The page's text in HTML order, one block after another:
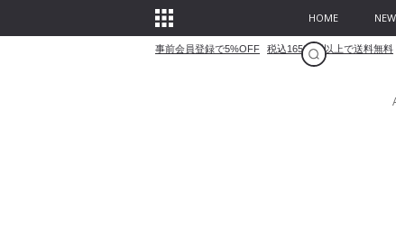
HOME
事前会員登録で5%OFF 税込16500円以上で送料無料